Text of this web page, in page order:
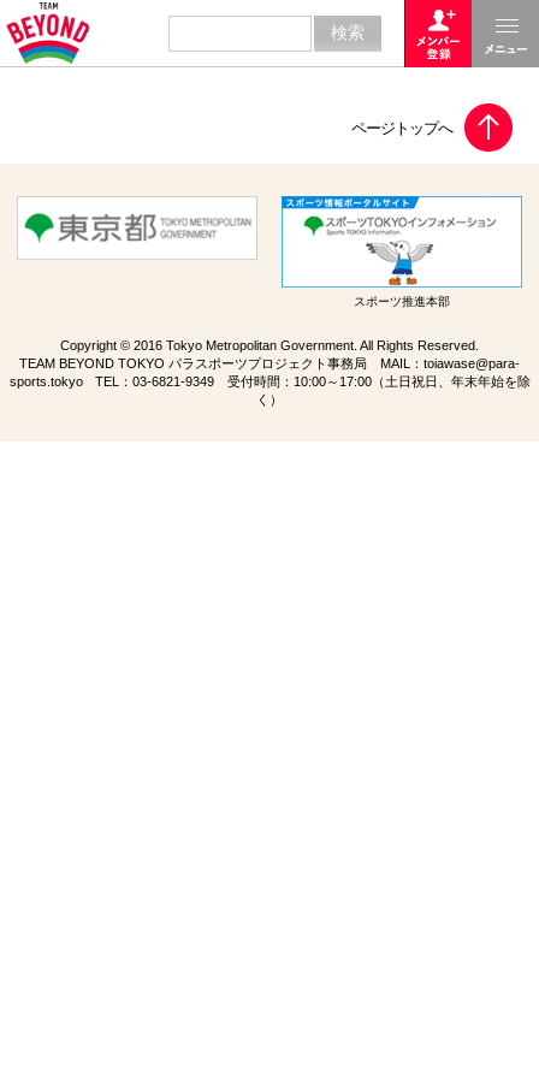
スポーツ推進本部
Copyright © 2016 Tokyo Metropolitan Government. All Rights Reserved.
TEAM BEYOND TOKYO パラスポーツプロジェクト事務局 MAIL： toiawase@para-
sports.tokyoTEL： 03-6821-9349受付時間：10:00～17:00（土日祝日、年末年始を除
く）